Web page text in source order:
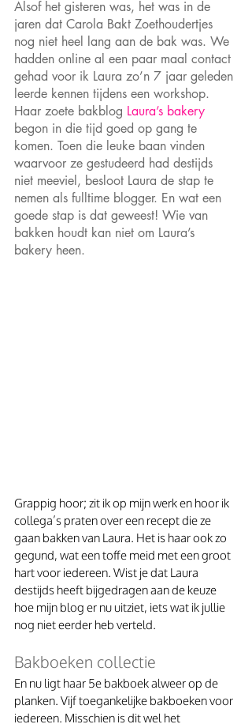
Alsof het gisteren was, het was in de
jaren dat Carola Bakt Zoethoudertjes
nog niet heel lang aan de bak was. We
hadden online al een paar maal contact
gehad voor ik Laura zo’n 7 jaar geleden
leerde kennen tijdens een workshop.
Haar zoete bakblog Laura’s bakery
begon in die tijd goed op gang te
komen. Toen die leuke baan vinden
waarvoor ze gestudeerd had destijds
niet meeviel, besloot Laura de stap te
nemen als fulltime blogger. En wat een
goede stap is dat geweest! Wie van
bakken houdt kan niet om Laura’s
bakery heen.
Grappig hoor; zit ik op mijn werk en hoor ik
collega’s praten over een recept die ze
gaan bakken van Laura. Het is haar ook zo
gegund, wat een toffe meid met een groot
hart voor iedereen. Wist je dat Laura
destijds heeft bijgedragen aan de keuze
hoe mijn blog er nu uitziet, iets wat ik jullie
nog niet eerder heb verteld.
Bakboeken collectie
En nu ligt haar 5e bakboek alweer op de
planken. Vijf toegankelijke bakboeken voor
iedereen. Misschien is dit wel het